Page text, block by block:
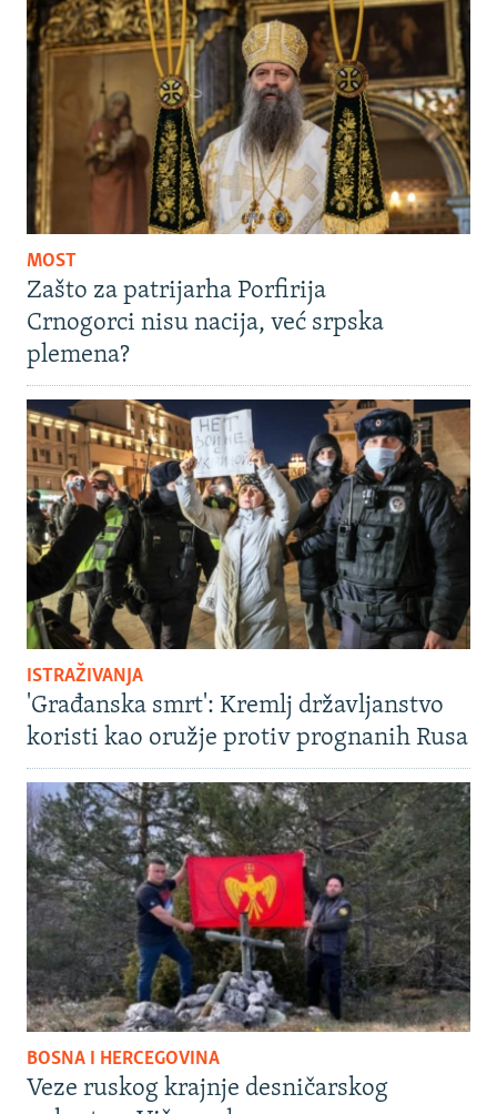
MOST
Zašto za patrijarha Porfirija
Crnogorci nisu nacija, već srpska
plemena?
ISTRAŽIVANJA
'Građanska smrt': Kremlj državljanstvo
koristi kao oružje protiv prognanih Rusa
BOSNA I HERCEGOVINA
Veze ruskog krajnje desničarskog